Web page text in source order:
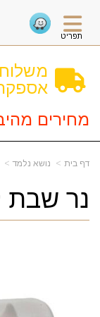
תפריט
מחירים
דף בית נושא נלמד
נר שבת